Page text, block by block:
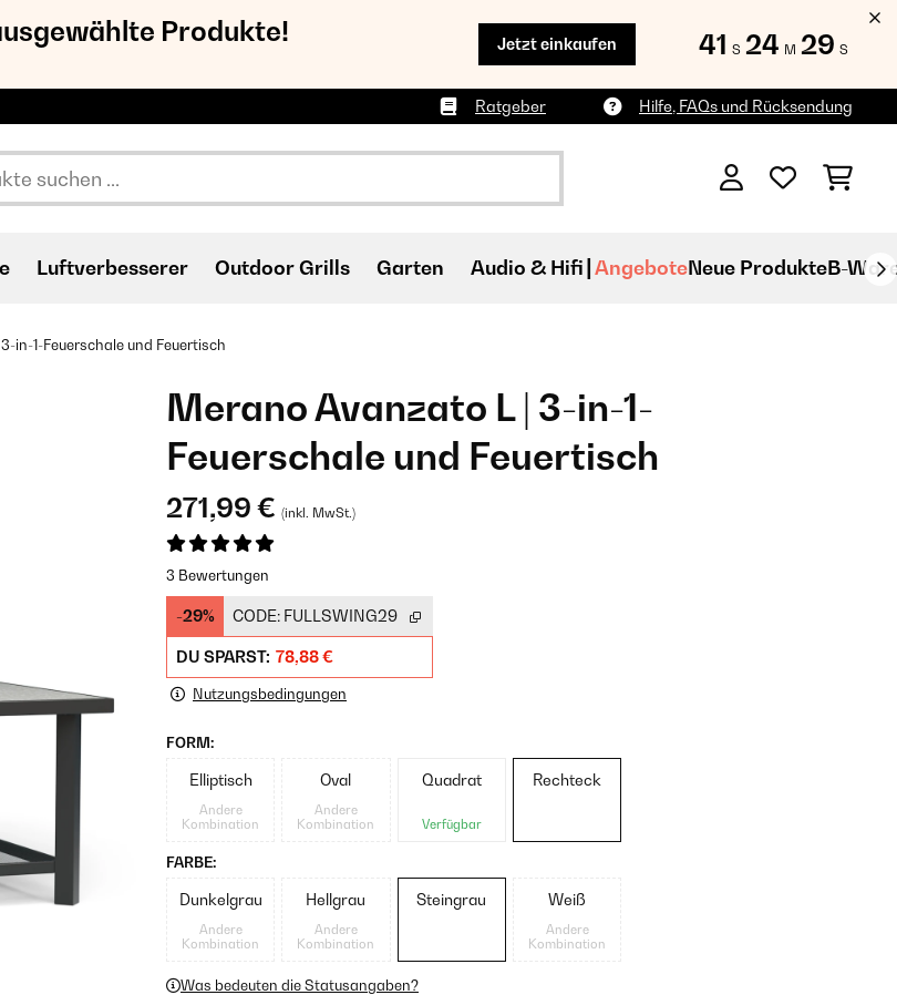
Produkte! Jetzt einkaufen 41 S 24 M 27 S
Ratgeber Hilfe, FAQs und Rücksendung
Luftverbesserer Outdoor Grills Garten Audio & Hifi AngeboteNeue ProdukteB-
in-1-Feuerschale und Feuertisch
Merano Avanzato L | 3-in-1-
Feuerschale und Feuertisch
271,99 € (inkl. MwSt.)
3 Bewertungen
-29% CODE: FULLSWING29
DU SPARST: 78,88 €
Nutzungsbedingungen
FORM:
Elliptisch
Andere
Kombination
Oval
Andere
Kombination
Quadrat
Verfügbar
Rechteck
FARBE:
Dunkelgrau
Andere
Kombination
Hellgrau
Andere
Kombination
Steingrau Weiß
Andere
Kombination
Was bedeuten die Statusangaben?